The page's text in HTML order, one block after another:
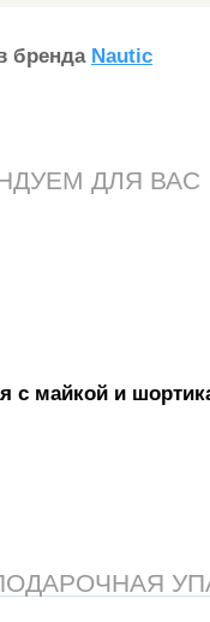
бренда Nautic
ДЛЯ ВАС
с майкой и